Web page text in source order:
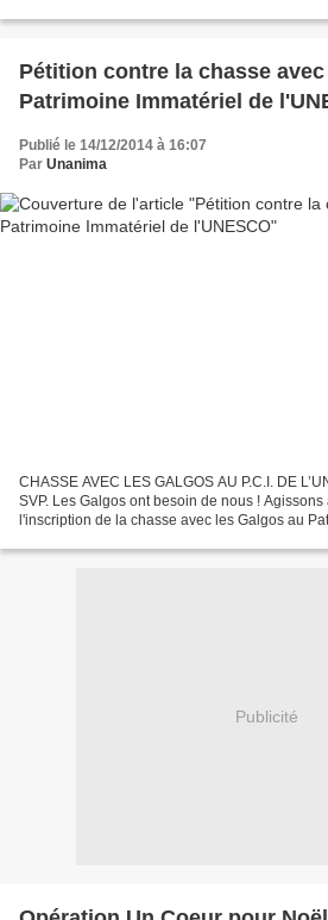
galgos la más respetuosa...
Pétition contre la chasse
Patrimoine Immatériel de
Publié le 14/12/2014 à 16:07
Par Unanima
CHASSE AVEC LES GALGOS AU P.C.I. DE
SVP. Les Galgos ont besoin de nous !
l'inscription de la chasse avec les Galgos au
https://secure.avaaz.org/fr/petition/
Publicité